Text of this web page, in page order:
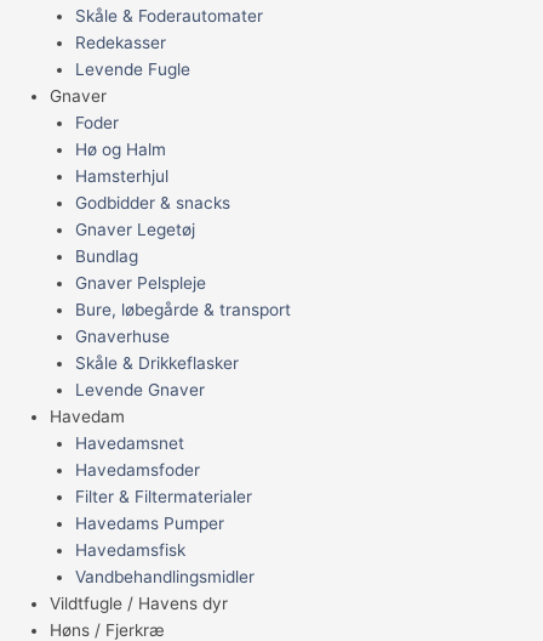
Skåle & Foderautomater
Redekasser
Levende Fugle
Gnaver
Foder
Hø og Halm
Hamsterhjul
Godbidder & snacks
Gnaver Legetøj
Bundlag
Gnaver Pelspleje
Bure, løbegårde & transport
Gnaverhuse
Skåle & Drikkeflasker
Levende Gnaver
Havedam
Havedamsnet
Havedamsfoder
Filter & Filtermaterialer
Havedams Pumper
Havedamsfisk
Vandbehandlingsmidler
Vildtfugle / Havens dyr
Høns / Fjerkræ